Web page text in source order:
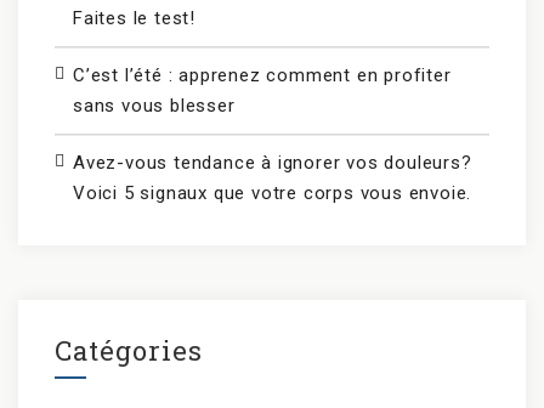
Faites le test!
C’est l’été : apprenez comment en profiter
sans vous blesser
Avez-vous tendance à ignorer vos douleurs?
Voici 5 signaux que votre corps vous envoie.
Catégories